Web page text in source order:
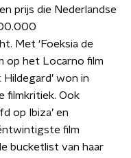
prijs die Nederlandse
Met ‘Foeksia de
op het Locarno film
won in
filmkritiek. Ook
op Ibiza’ en
film
bucketlist van haar